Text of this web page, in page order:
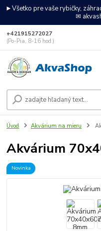
►Všetko pre vaše rybičky,
✉
+421915272027
(Po-Pia, 8-16 hod.)
Úvod Akvárium na mieru
Akvárium
Novinka